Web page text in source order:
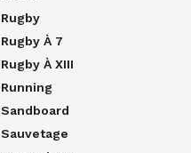
Rugby
Rugby À 7
Rugby À XIII
Running
Sandboard
Sauvetage